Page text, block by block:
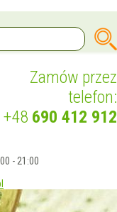
Zamów przez
telefon:
+48 690 412 912
- 21:00